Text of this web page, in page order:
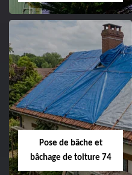
Pose de bâche et
bâchage de toiture 74